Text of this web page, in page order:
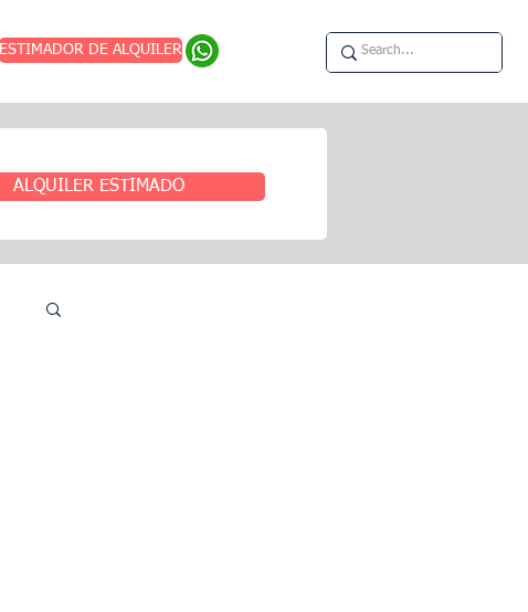
ESTIMADOR DE ALQUILER
ALQUILER ESTIMADO